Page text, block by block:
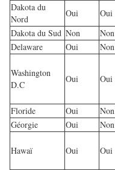
Dakota du
Nord
Oui Oui
Dakota du Sud Non Non
Delaware
Oui Non
Washington
D.C
Oui Oui
Floride
Oui Non
Géorgie
Oui Non
Hawaï Oui Oui